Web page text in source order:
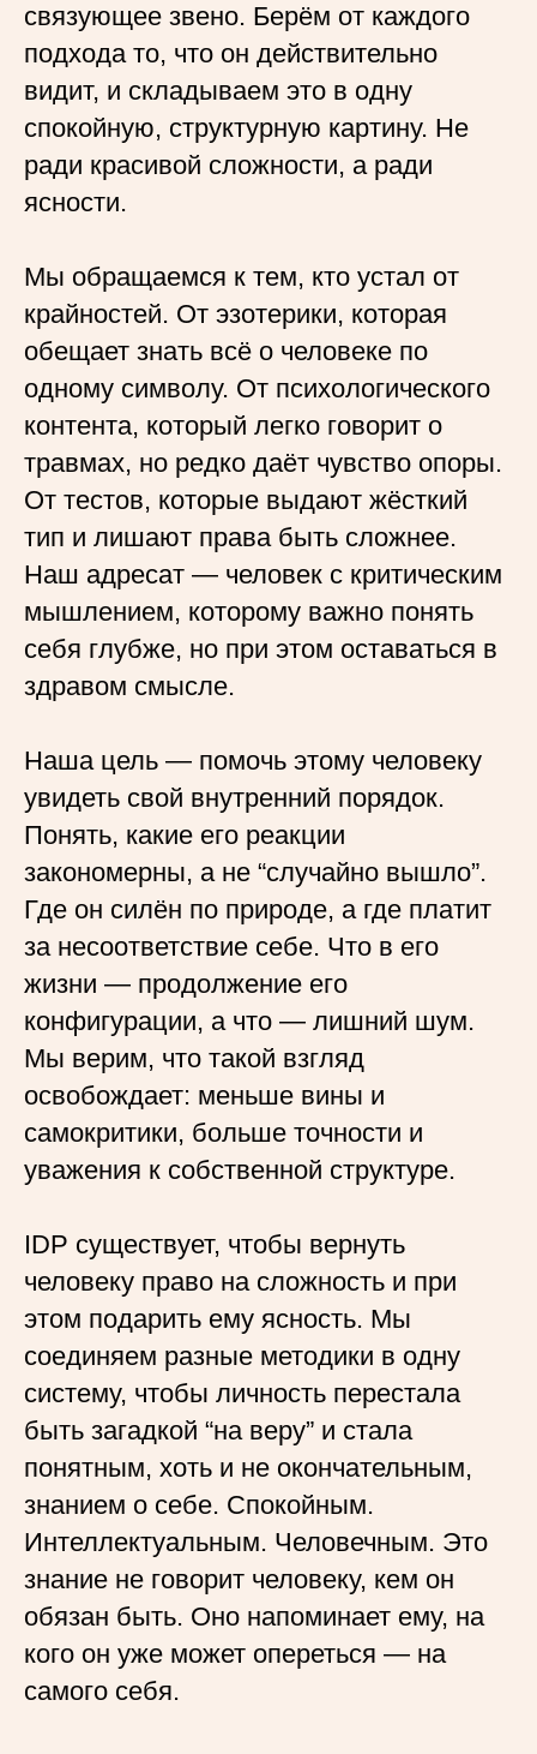
связующее звено. Берём от каждого
подхода то, что он действительно
видит, и складываем это в одну
спокойную, структурную картину. Не
ради красивой сложности, а ради
ясности.
Мы обращаемся к тем, кто устал от
крайностей. От эзотерики, которая
обещает знать всё о человеке по
одному символу. От психологического
контента, который легко говорит о
травмах, но редко даёт чувство опоры.
От тестов, которые выдают жёсткий
тип и лишают права быть сложнее.
Наш адресат — человек с критическим
мышлением, которому важно понять
себя глубже, но при этом оставаться в
здравом смысле.
Наша цель — помочь этому человеку
увидеть свой внутренний порядок.
Понять, какие его реакции
закономерны, а не “случайно вышло”.
Где он силён по природе, а где платит
за несоответствие себе. Что в его
жизни — продолжение его
конфигурации, а что — лишний шум.
Мы верим, что такой взгляд
освобождает: меньше вины и
самокритики, больше точности и
уважения к собственной структуре.
IDP существует, чтобы вернуть
человеку право на сложность и при
этом подарить ему ясность. Мы
соединяем разные методики в одну
систему, чтобы личность перестала
быть загадкой “на веру” и стала
понятным, хоть и не окончательным,
знанием о себе. Спокойным.
Интеллектуальным. Человечным. Это
знание не говорит человеку, кем он
обязан быть. Оно напоминает ему, на
кого он уже может опереться — на
самого себя.